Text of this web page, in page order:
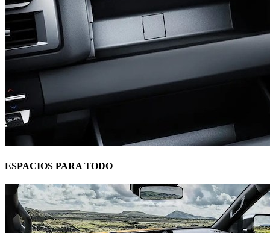
ESPACIOS PARA TODO